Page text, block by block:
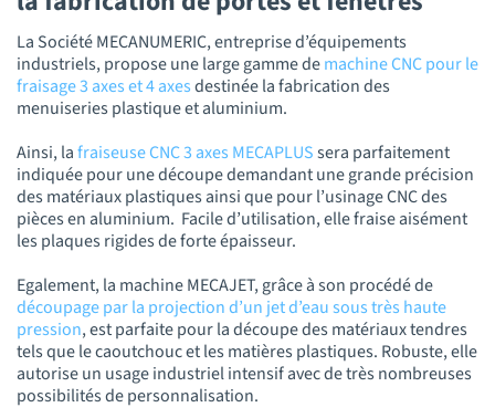
La Société MECANUMERIC, entreprise d’équipements
industriels, propose une large gamme demachine CNC pour le
fraisage 3 axes et 4 axesdestinée la fabrication des
menuiseries plastique et aluminium.
Ainsi, lafraiseuse CNC 3 axes MECAPLUSsera parfaitement
indiquée pour une découpe demandant une grande précision
des matériaux plastiques ainsi que pour l’usinage CNC des
pièces en aluminium. Facile d’utilisation, elle fraise aisément
les plaques rigides de forte épaisseur.
Egalement, la machine MECAJET, grâce à son procédé de
découpage par la projection d’un jet d’eau sous très haute
pression, est parfaite pour la découpe des matériaux tendres
tels que le caoutchouc et les matières plastiques. Robuste, elle
autorise un usage industriel intensif avec de très nombreuses
possibilités de personnalisation.